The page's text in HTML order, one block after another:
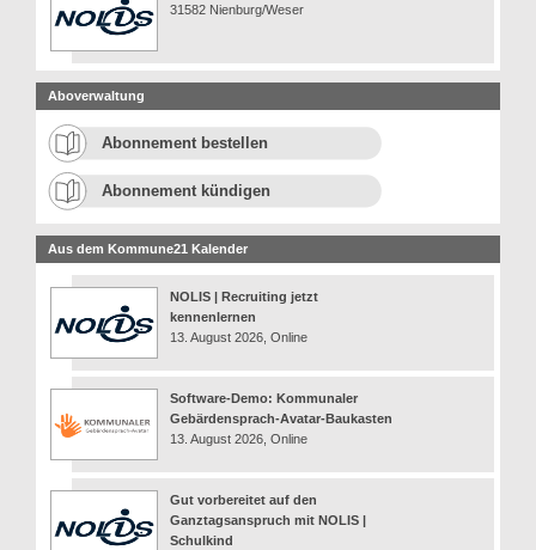
31582 Nienburg/Weser
Aboverwaltung
Abonnement bestellen
Abonnement kündigen
Aus dem Kommune21 Kalender
NOLIS | Recruiting jetzt
kennenlernen
13. August 2026, Online
Software-Demo: Kommunaler
Gebärdensprach-Avatar-Baukasten
13. August 2026, Online
Gut vorbereitet auf den
Ganztagsanspruch mit NOLIS |
Schulkind